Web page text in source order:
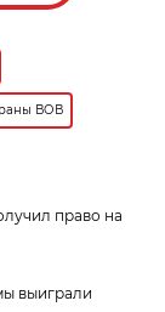
ВОВ
право на
выиграли